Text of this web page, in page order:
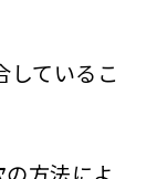
しているこ